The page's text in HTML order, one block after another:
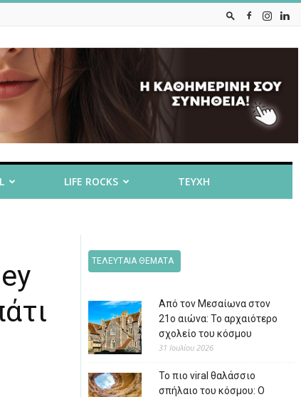
LIFE ROCKS ΤΕΥΧΗ
ΤΕΛΕΥΤΑΙΑ ΘΕΜΑΤΑ
Από τον Μεσαίωνα στον
21ο αιώνα: Το αρχαιότερο
σχολείο του κόσμου
31 Ιουλίου 2026
Το πιο viral θαλάσσιο
σπήλαιο του κόσμου: Ο